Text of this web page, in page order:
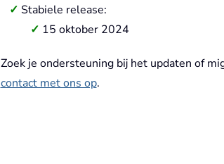
Stabiele release:
15 oktober 2024
Zoek je ondersteuning bij het updaten of
contact met ons op.